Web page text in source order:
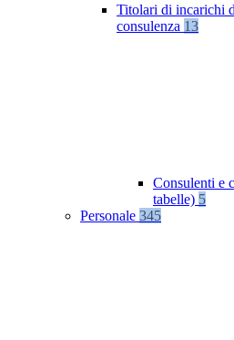
Titolari di incarichi
consulenza 13
Consulenti e
tabelle) 5
Personale 345